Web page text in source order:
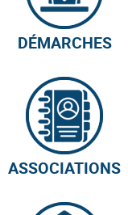
DÉMARCHES
ASSOCIATIONS